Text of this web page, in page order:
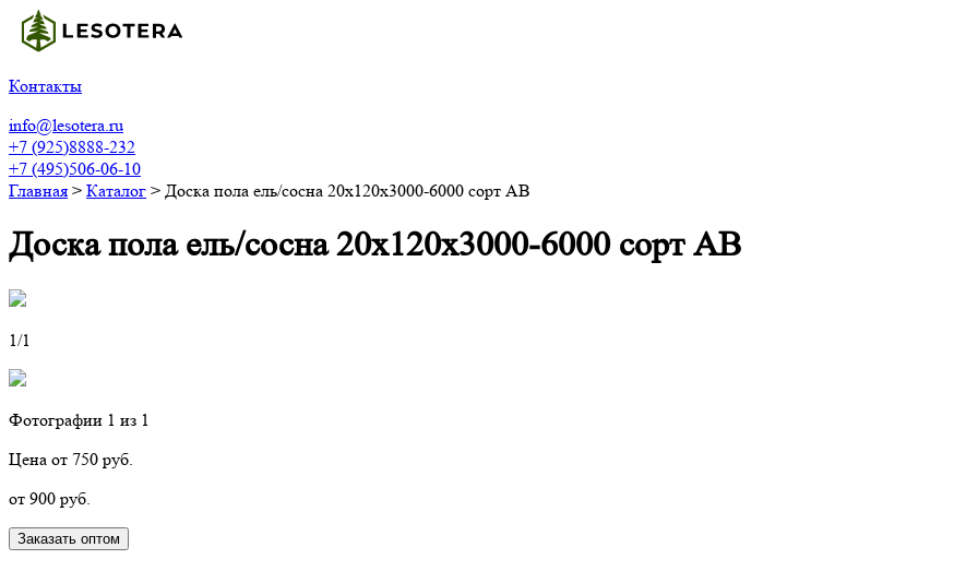
Контакты
info@lesotera.ru
+7 (925)8888-232
+7 (495)506-06-10
Главная > Каталог > Доска пола ель/сосна 20х120х3000-6000 сорт АВ
Доска пола ель/сосна 20х120х3000-6000 сорт АВ
1/1
Фотографии 1 из 1
Цена от 750 руб.
от 900 руб.
Заказать оптом